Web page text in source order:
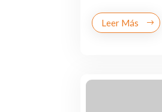
Leer Más